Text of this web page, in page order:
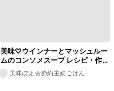
美味♡ウインナーとマッシュルー
ムのコンソメスープ レシピ・作
り方美味ぽよ🌼節約主婦ごはん